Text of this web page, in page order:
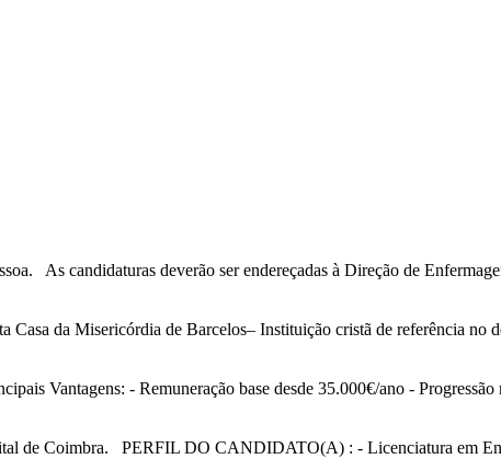
As candidaturas deverão ser endereçadas à Direção de
da Misericórdia de Barcelos– Instituição cristã de referência no
Vantagens: - Remuneração base desde 35.000€/ano - Progressão
de Coimbra. PERFIL DO CANDIDATO(A) : - Licenciatura em